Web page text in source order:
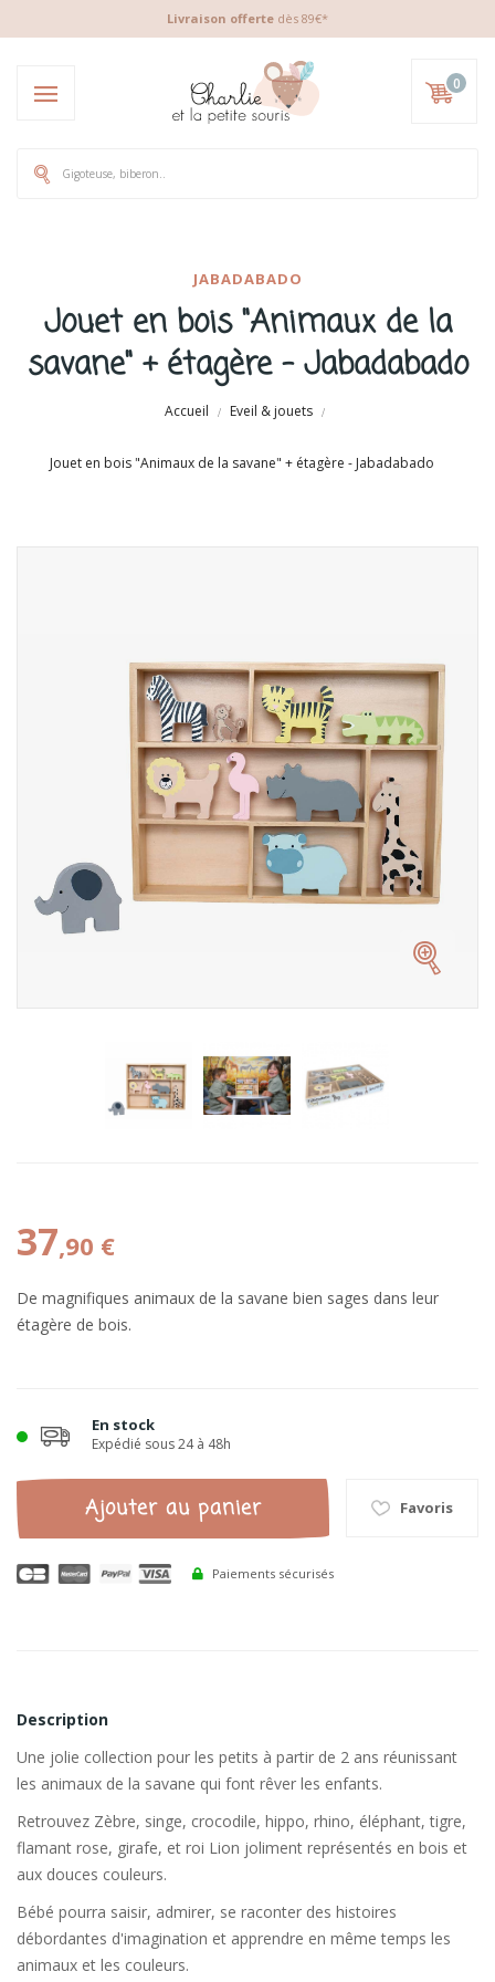
Livraison offerte dès 89€*
0
JABADABADO
Jouet en bois "Animaux de la
savane" + étagère - Jabadabado
Accueil Eveil & jouets
Jouet en bois "Animaux de la savane" + étagère - Jabadabado
37,90 €
De magnifiques animaux de la savane bien sages dans leur
étagère de bois.
En stock
Expédié sous 24 à 48h
Ajouter au panier Favoris
Paiements sécurisés
Description
Une jolie collection pour les petits à partir de 2 ans réunissant
les animaux de la savane qui font rêver les enfants.
Retrouvez Zèbre, singe, crocodile, hippo, rhino, éléphant, tigre,
flamant rose, girafe, et roi Lion joliment représentés en bois et
aux douces couleurs.
Bébé pourra saisir, admirer, se raconter des histoires
débordantes d'imagination et apprendre en même temps les
animaux et les couleurs.